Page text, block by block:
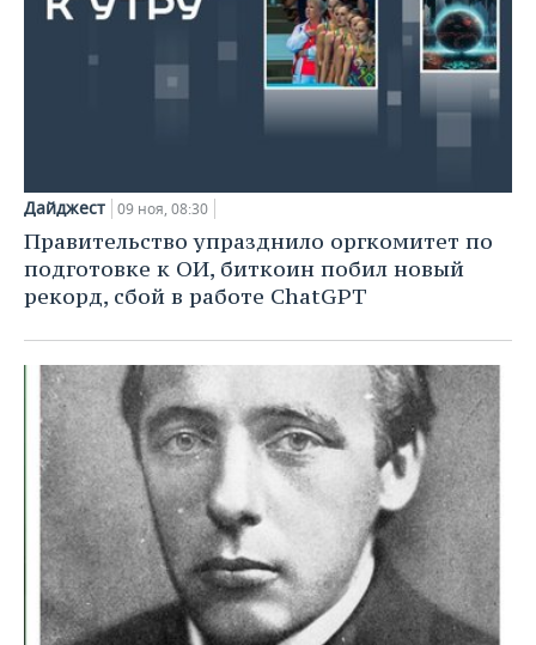
Дайджест 09 ноя, 08:30
Правительство упразднило оргкомитет по
подготовке к ОИ, биткоин побил новый
рекорд, сбой в работе ChatGPT